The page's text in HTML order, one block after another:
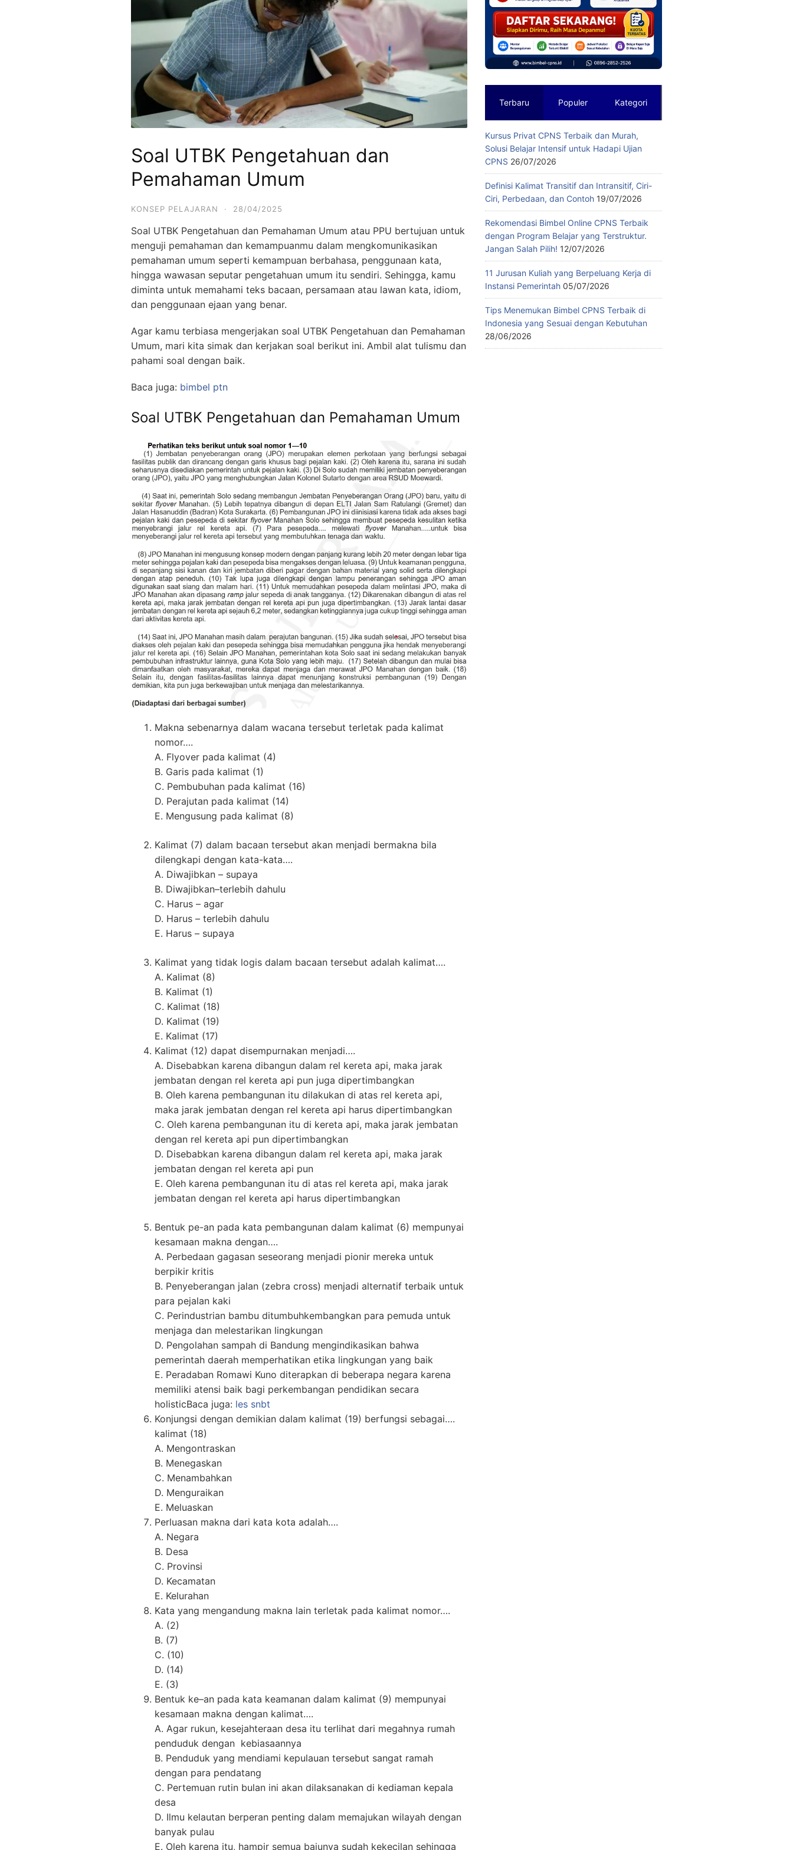
Soal UTBK Pengetahuan dan
Pemahaman Umum
KONSEP PELAJARAN · 28/04/2025
Soal UTBK Pengetahuan dan Pemahaman Umum atau PPU bertujuan untuk
menguji pemahaman dan kemampuanmu dalam mengkomunikasikan
pemahaman umum seperti kemampuan berbahasa, penggunaan kata,
hingga wawasan seputar pengetahuan umum itu sendiri. Sehingga, kamu
diminta untuk memahami teks bacaan, persamaan atau lawan kata, idiom,
dan penggunaan ejaan yang benar.
Agar kamu terbiasa mengerjakan soal UTBK Pengetahuan dan Pemahaman
Umum, mari kita simak dan kerjakan soal berikut ini. Ambil alat tulismu dan
pahami soal dengan baik.
Baca juga: bimbel ptn
Soal UTBK Pengetahuan dan Pemahaman Umum
Makna sebenarnya dalam wacana tersebut terletak pada kalimat
nomor….
A. Flyover pada kalimat (4)
B. Garis pada kalimat (1)
C. Pembubuhan pada kalimat (16)
D. Perajutan pada kalimat (14)
E. Mengusung pada kalimat (8)
Kalimat (7) dalam bacaan tersebut akan menjadi bermakna bila
dilengkapi dengan kata-kata….
A. Diwajibkan – supaya
B. Diwajibkan–terlebih dahulu
C. Harus – agar
D. Harus – terlebih dahulu
E. Harus – supaya
Kalimat yang tidak logis dalam bacaan tersebut adalah kalimat….
A. Kalimat (8)
B. Kalimat (1)
C. Kalimat (18)
D. Kalimat (19)
E. Kalimat (17)
Kalimat (12) dapat disempurnakan menjadi….
A. Disebabkan karena dibangun dalam rel kereta api, maka jarak
jembatan dengan rel kereta api pun juga dipertimbangkan
B. Oleh karena pembangunan itu dilakukan di atas rel kereta api,
maka jarak jembatan dengan rel kereta api harus dipertimbangkan
C. Oleh karena pembangunan itu di kereta api, maka jarak jembatan
dengan rel kereta api pun dipertimbangkan
D. Disebabkan karena dibangun dalam rel kereta api, maka jarak
jembatan dengan rel kereta api pun
E. Oleh karena pembangunan itu di atas rel kereta api, maka jarak
jembatan dengan rel kereta api harus dipertimbangkan
Bentuk pe-an pada kata pembangunan dalam kalimat (6) mempunyai
kesamaan makna dengan….
A. Perbedaan gagasan seseorang menjadi pionir mereka untuk
berpikir kritis
B. Penyeberangan jalan (zebra cross) menjadi alternatif terbaik untuk
para pejalan kaki
C. Perindustrian bambu ditumbuhkembangkan para pemuda untuk
menjaga dan melestarikan lingkungan
D. Pengolahan sampah di Bandung mengindikasikan bahwa
pemerintah daerah memperhatikan etika lingkungan yang baik
E. Peradaban Romawi Kuno diterapkan di beberapa negara karena
memiliki atensi baik bagi perkembangan pendidikan secara
holisticBaca juga: les snbt
Konjungsi dengan demikian dalam kalimat (19) berfungsi sebagai….
kalimat (18)
A. Mengontraskan
B. Menegaskan
C. Menambahkan
D. Menguraikan
E. Meluaskan
Perluasan makna dari kata kota adalah….
A. Negara
B. Desa
C. Provinsi
D. Kecamatan
E. Kelurahan
Kata yang mengandung makna lain terletak pada kalimat nomor….
A. (2)
B. (7)
C. (10)
D. (14)
E. (3)
Bentuk ke–an pada kata keamanan dalam kalimat (9) mempunyai
kesamaan makna dengan kalimat….
A. Agar rukun, kesejahteraan desa itu terlihat dari megahnya rumah
penduduk dengan kebiasaannya
B. Penduduk yang mendiami kepulauan tersebut sangat ramah
dengan para pendatang
C. Pertemuan rutin bulan ini akan dilaksanakan di kediaman kepala
desa
D. Ilmu kelautan berperan penting dalam memajukan wilayah dengan
banyak pulau
E. Oleh karena itu, hampir semua bajunya sudah kekecilan sehingga
Terbaru Populer Kategori
Kursus Privat CPNS Terbaik dan Murah,
Solusi Belajar Intensif untuk Hadapi Ujian
CPNS 26/07/2026
Definisi Kalimat Transitif dan Intransitif, Ciri-
Ciri, Perbedaan, dan Contoh 19/07/2026
Rekomendasi Bimbel Online CPNS Terbaik
dengan Program Belajar yang Terstruktur.
Jangan Salah Pilih! 12/07/2026
11 Jurusan Kuliah yang Berpeluang Kerja di
Instansi Pemerintah 05/07/2026
Tips Menemukan Bimbel CPNS Terbaik di
Indonesia yang Sesuai dengan Kebutuhan
28/06/2026